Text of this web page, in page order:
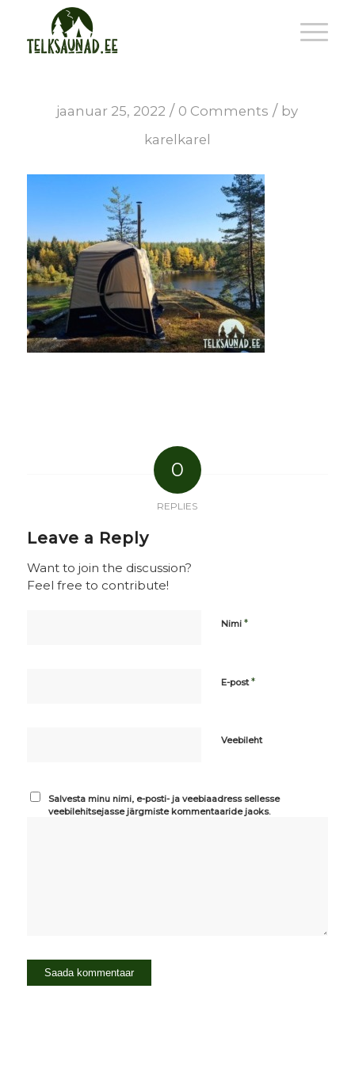
jaanuar 25, 2022 / 0 Comments / by
karelkarel
0
REPLIES
Leave a Reply
Want to join the discussion?
Feel free to contribute!
Nimi *
E-post*
Veebileht
Salvesta minu nimi, e-posti- ja veebiaadress sellesse
veebilehitsejasse järgmiste kommentaaride jaoks.